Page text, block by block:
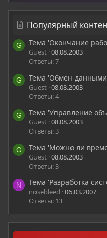
Популярный
G Тема 'Окончание
Guest 08.08.2003
Ответы: 7
G Тема 'Обмен
Guest 08.08.2003
Ответы: 4
G Тема 'Управление
Guest 08.08.2003
Ответы: 3
G Тема 'Можно ли
Guest 08.08.2003
Ответы: 3
N Тема 'Разработка
nosebleed 06.03.2007
Ответы: 13